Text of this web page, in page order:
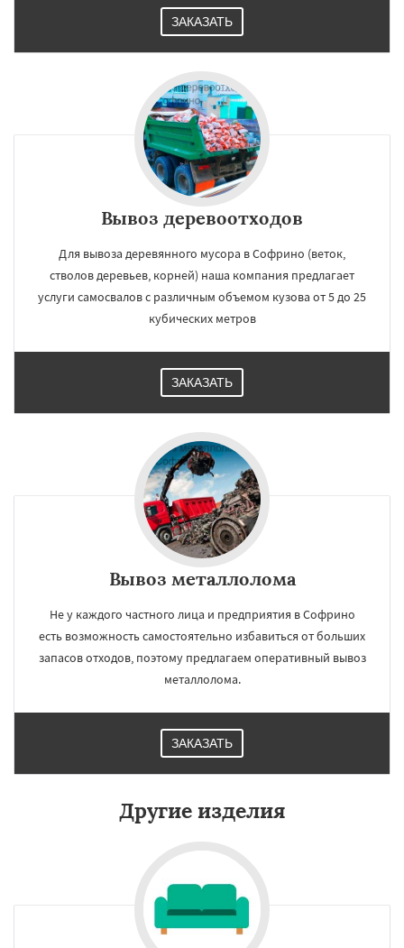
ЗАКАЗАТЬ
Вывоз деревоотходов
Для вывоза деревянного мусора в Софрино (веток,
стволов деревьев, корней) наша компания предлагает
услуги самосвалов с различным объемом кузова от 5 до 25
кубических метров
ЗАКАЗАТЬ
Вывоз металлолома
Не у каждого частного лица и предприятия в Софрино
есть возможность самостоятельно избавиться от больших
запасов отходов, поэтому предлагаем оперативный вывоз
металлолома.
ЗАКАЗАТЬ
Другие изделия